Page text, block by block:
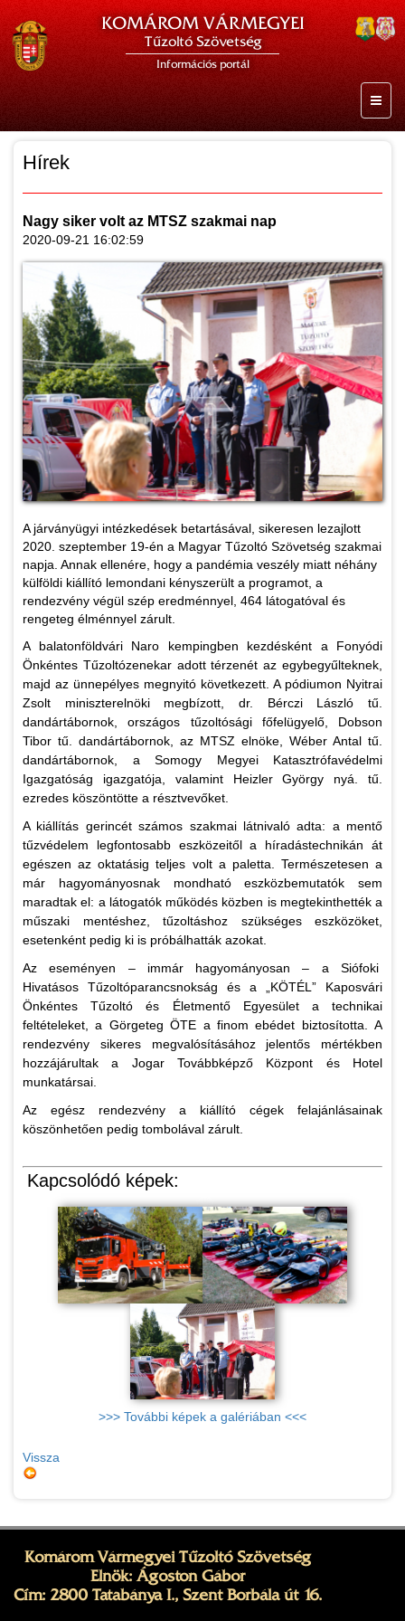
KOMÁROM VÁRMEGYEI
Tűzoltó Szövetség
Információs portál
Hírek
Nagy siker volt az MTSZ szakmai nap
2020-09-21 16:02:59
A járványügyi intézkedések betartásával, sikeresen lezajlott
2020. szeptember 19-én a Magyar Tűzoltó Szövetség szakmai
napja. Annak ellenére, hogy a pandémia veszély miatt néhány
külföldi kiállító lemondani kényszerült a programot, a
rendezvény végül szép eredménnyel, 464 látogatóval és
rengeteg élménnyel zárult.
A balatonföldvári Naro kempingben kezdésként a Fonyódi
Önkéntes Tűzoltózenekar adott térzenét az egybegyűlteknek,
majd az ünnepélyes megnyitó következett. A pódiumon Nyitrai
Zsolt miniszterelnöki megbízott, dr. Bérczi László tű.
dandártábornok, országos tűzoltósági főfelügyelő, Dobson
Tibor tű. dandártábornok, az MTSZ elnöke, Wéber Antal tű.
dandártábornok, a Somogy Megyei Katasztrófavédelmi
Igazgatóság igazgatója, valamint Heizler György nyá. tű.
ezredes köszöntötte a résztvevőket.
A kiállítás gerincét számos szakmai látnivaló adta: a mentő
tűzvédelem legfontosabb eszközeitől a híradástechnikán át
egészen az oktatásig teljes volt a paletta. Természetesen a
már hagyományosnak mondható eszközbemutatók sem
maradtak el: a látogatók működés közben is megtekinthették a
műszaki mentéshez, tűzoltáshoz szükséges eszközöket,
esetenként pedig ki is próbálhatták azokat.
Az eseményen – immár hagyományosan – a Siófoki
Hivatásos Tűzoltóparancsnokság és a „KÖTÉL” Kaposvári
Önkéntes Tűzoltó és Életmentő Egyesület a technikai
feltételeket, a Görgeteg ÖTE a finom ebédet biztosította. A
rendezvény sikeres megvalósításához jelentős mértékben
hozzájárultak a Jogar Továbbképző Központ és Hotel
munkatársai.
Az egész rendezvény a kiállító cégek felajánlásainak
köszönhetően pedig tombolával zárult.
Kapcsolódó képek:
>>> További képek a galériában <<<
Vissza
Komárom Vármegyei Tűzoltó Szövetség
Elnök: Ágoston Gábor
Cím: 2800 Tatabánya I., Szent Borbála út 16.